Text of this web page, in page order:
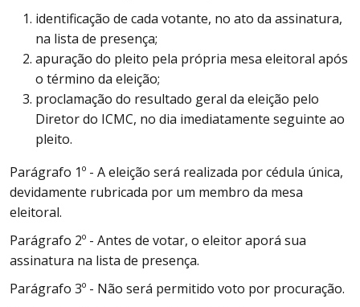
identificação de cada votante, no ato da assinatura,
na lista de presença;
apuração do pleito pela própria mesa eleitoral após
o término da eleição;
proclamação do resultado geral da eleição pelo
Diretor do ICMC, no dia imediatamente seguinte ao
pleito.
Parágrafo 1º - A eleição será realizada por cédula única,
devidamente rubricada por um membro da mesa
eleitoral.
Parágrafo 2º - Antes de votar, o eleitor aporá sua
assinatura na lista de presença.
Parágrafo 3º - Não será permitido voto por procuração.